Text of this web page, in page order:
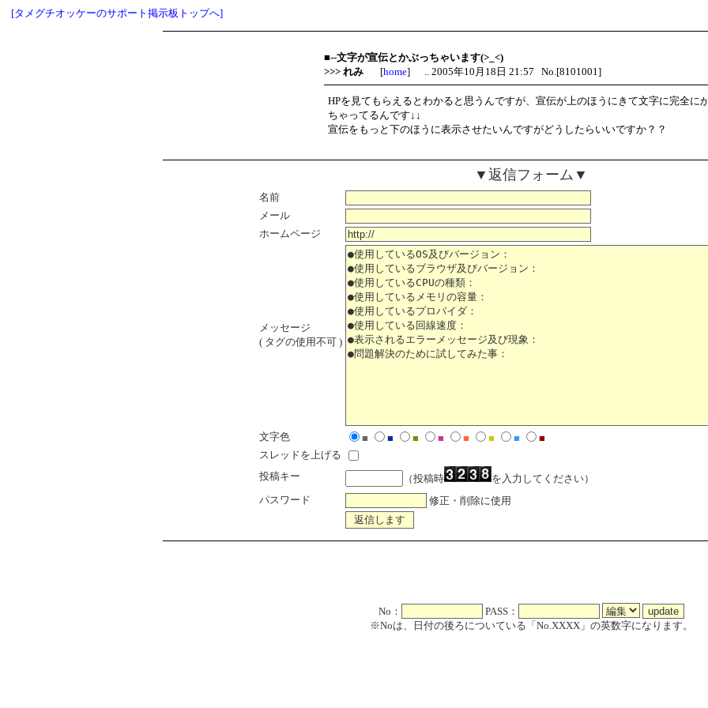
[タメグチオッケーのサポート掲示板トップへ]
■--文字が宣伝とかぶっちゃいます(>_<)
>>> れみ
[home] .. 2005年10月18日 21:57 No.[8101001]
HPを見てもらえるとわかると思うんですが、宣伝が上のほうにきて文字に完全に
ちゃってるんです↓↓
宣伝をもっと下のほうに表示させたいんですがどうしたらいいですか？？
▼返信フォーム▼
名前
メール
ホームページ
メッセージ
( タグの使用不可 )
文字色 ■ ■ ■ ■ ■ ■ ■
■
スレッドを上げる
投稿キー
（投稿時
を入力してください）
パスワード
修正・削除に使用
No：
PASS：
※Noは、日付の後ろについている「No.XXXX」の英数字になります。